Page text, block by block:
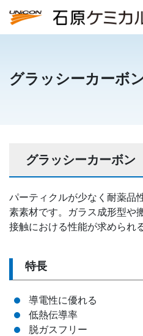
グラッシーカーボ
グラッシーカーボン
パーティクルが少なく耐薬品
素素材です。ガラス成形型や
接触における性能が求められ
特長
導電性に優れる
低熱伝導率
脱ガスフリー